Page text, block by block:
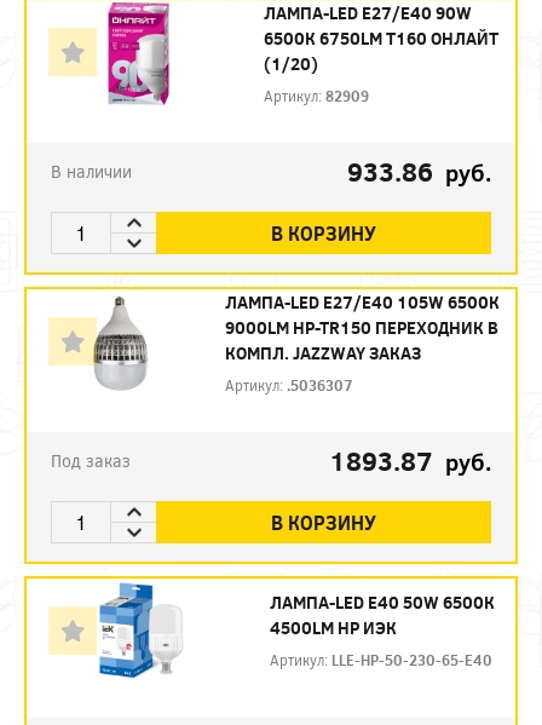
ЛАМПА-LED E27/Е40 90W
6500К 6750LM T160 ОНЛАЙТ
(1/20)
Артикул:82909
В наличии 933.86 руб.
В КОРЗИНУ
ЛАМПА-LED E27/Е40 105W 6500К
9000LM HP-TR150 ПЕРЕХОДНИК В
КОМПЛ. JAZZWAY ЗАКАЗ
Артикул: .5036307
Под заказ 1893.87 руб.
В КОРЗИНУ
ЛАМПА-LED E40 50W 6500К
4500LM HP ИЭК
Артикул: LLE-HP-50-230-65-E40